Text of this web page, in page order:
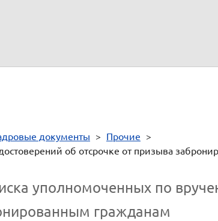
документы > Прочие >
об отсрочке от призыва
уполномоченных по
гражданам